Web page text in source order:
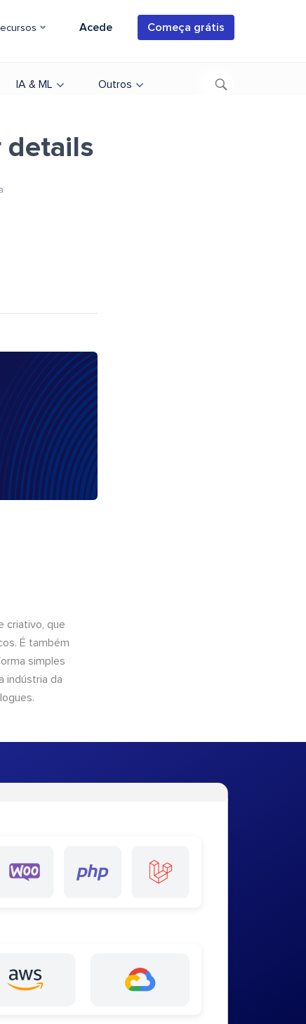
Acede Começa grátis
IA & ML Outros
details
criativo, que
É também
simples
indústria da